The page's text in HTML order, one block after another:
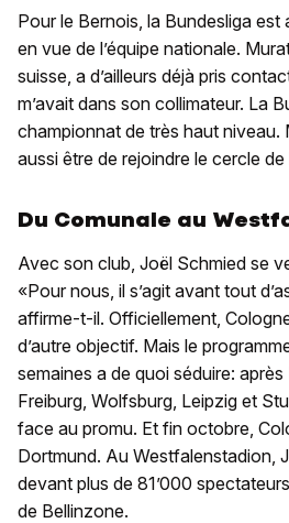
Pour le Bernois, la Bundesliga est
en vue de l’équipe nationale.
suisse, a d’ailleurs déjà pris
m’avait dans son collimateur. La
championnat de très haut
aussi être de rejoindre le cercle de
Du Comunale au
Avec son club, Joël Schmied se
«Pour nous, il s’agit avant tout
affirme-t-il. Officiellement,
d’autre objectif. Mais le
semaines a de quoi séduire:
Freiburg, Wolfsburg, Leipzig et
face au promu. Et fin octobre,
Dortmund. Au Westfalenstadion,
devant plus de 81’000
de Bellinzone.